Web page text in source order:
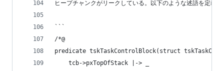
ヒープチャンクがリークしている。以下のような述語を定義
```
/*@
predicate tskTaskControlBlock(struct
    tcb->pxTopOfStack |-> _